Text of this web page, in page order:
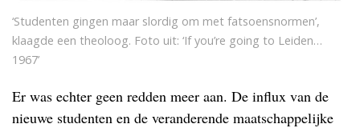
‘Studenten gingen maar slordig om met fatsoensnormen’,
klaagde een theoloog. Foto uit: ‘If you’re going to Leiden…
1967’
Er was echter geen redden meer aan. De influx van de
nieuwe studenten en de veranderende maatschappelijke